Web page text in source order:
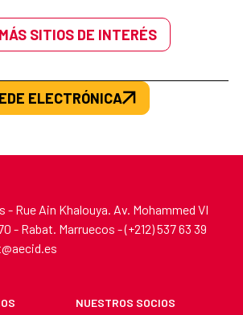
SITIOS DE INTERÉS
ELECTRÓNICA
- Rue Ain Khalouya. Av. Mohammed VI
- Rabat. Marruecos - (+212) 537 63 39
NUESTROS SOCIOS